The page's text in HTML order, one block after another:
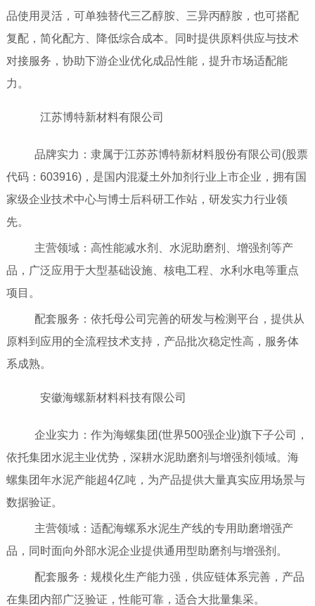
品使用灵活，可单独替代三乙醇胺、三异丙醇胺，也可搭配
复配，简化配方、降低综合成本。同时提供原料供应与技术
对接服务，协助下游企业优化成品性能，提升市场适配能
力。
江苏博特新材料有限公司
品牌实力：隶属于江苏苏博特新材料股份有限公司(股票
代码：603916)，是国内混凝土外加剂行业上市企业，拥有国
家级企业技术中心与博士后科研工作站，研发实力行业领
先。
主营领域：高性能减水剂、水泥助磨剂、增强剂等产
品，广泛应用于大型基础设施、核电工程、水利水电等重点
项目。
配套服务：依托母公司完善的研发与检测平台，提供从
原料到应用的全流程技术支持，产品批次稳定性高，服务体
系成熟。
安徽海螺新材料科技有限公司
企业实力：作为海螺集团(世界500强企业)旗下子公司，
依托集团水泥主业优势，深耕水泥助磨剂与增强剂领域。海
螺集团年水泥产能超4亿吨，为产品提供大量真实应用场景与
数据验证。
主营领域：适配海螺系水泥生产线的专用助磨增强产
品，同时面向外部水泥企业提供通用型助磨剂与增强剂。
配套服务：规模化生产能力强，供应链体系完善，产品
在集团内部广泛验证，性能可靠，适合大批量集采。